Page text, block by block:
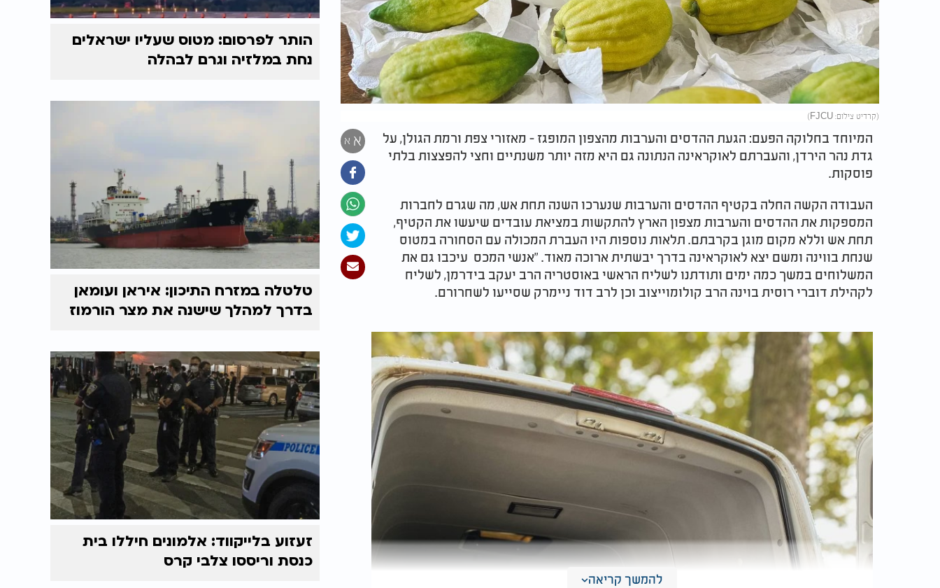
(קרדיט צילום: FJCU)
א א
המיוחד בחלוקה הפעם: הגעת ההדסים והערבות מהצפון המופגז - מאזורי צפת ורמת הגולן, על
גדת נהר הירדן, והעברתם לאוקראינה הנתונה גם היא מזה יותר משנתיים וחצי להפצצות בלתי
פוסקות.
העבודה הקשה החלה בקטיף ההדסים והערבות שנערכו השנה תחת אש, מה שגרם לחברות
המספקות את ההדסים והערבות מצפון הארץ להתקשות במציאת עובדים שיעשו את הקטיף,
תחת אש וללא מקום מוגן בקרבתם. תלאות נוספות היו העברת המכולה עם הסחורה במטוס
שנחת בווינה ומשם יצא לאוקראינה בדרך יבשתית ארוכה מאוד. "אנשי המכס עיכבו גם את
המשלוחים במשך כמה ימים ותודתנו לשליח הראשי באוסטריה הרב יעקב בידרמן, לשליח
לקהילת דוברי רוסית בוינה הרב קולומוייצוב וכן לרב דוד ניימרק שסייעו לשחרורם.
להמשך קריאה
הותר לפרסום: מטוס שעליו ישראלים
נחת במלזיה וגרם לבהלה
טלטלה במזרח התיכון: איראן ועומאן
בדרך למהלך שישנה את מצר הורמוז
זעזוע בלייקווד: אלמונים חיללו בית
כנסת וריססו צלבי קרס